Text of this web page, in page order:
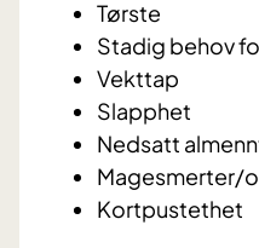
Tørste
Stadig behov
Vekttap
Slapphet
Nedsatt
Magesmerter/
Kortpustethet